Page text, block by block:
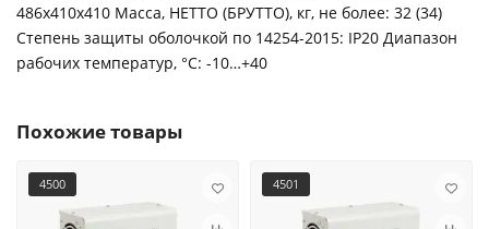
486х410х410 Масса, НЕТТО (БРУТТО), кг, не более: 32 (34)
Степень защиты оболочкой по 14254-2015: IP20 Диапазон
рабочих температур, °С: -10…+40
Похожие товары
4500 4501